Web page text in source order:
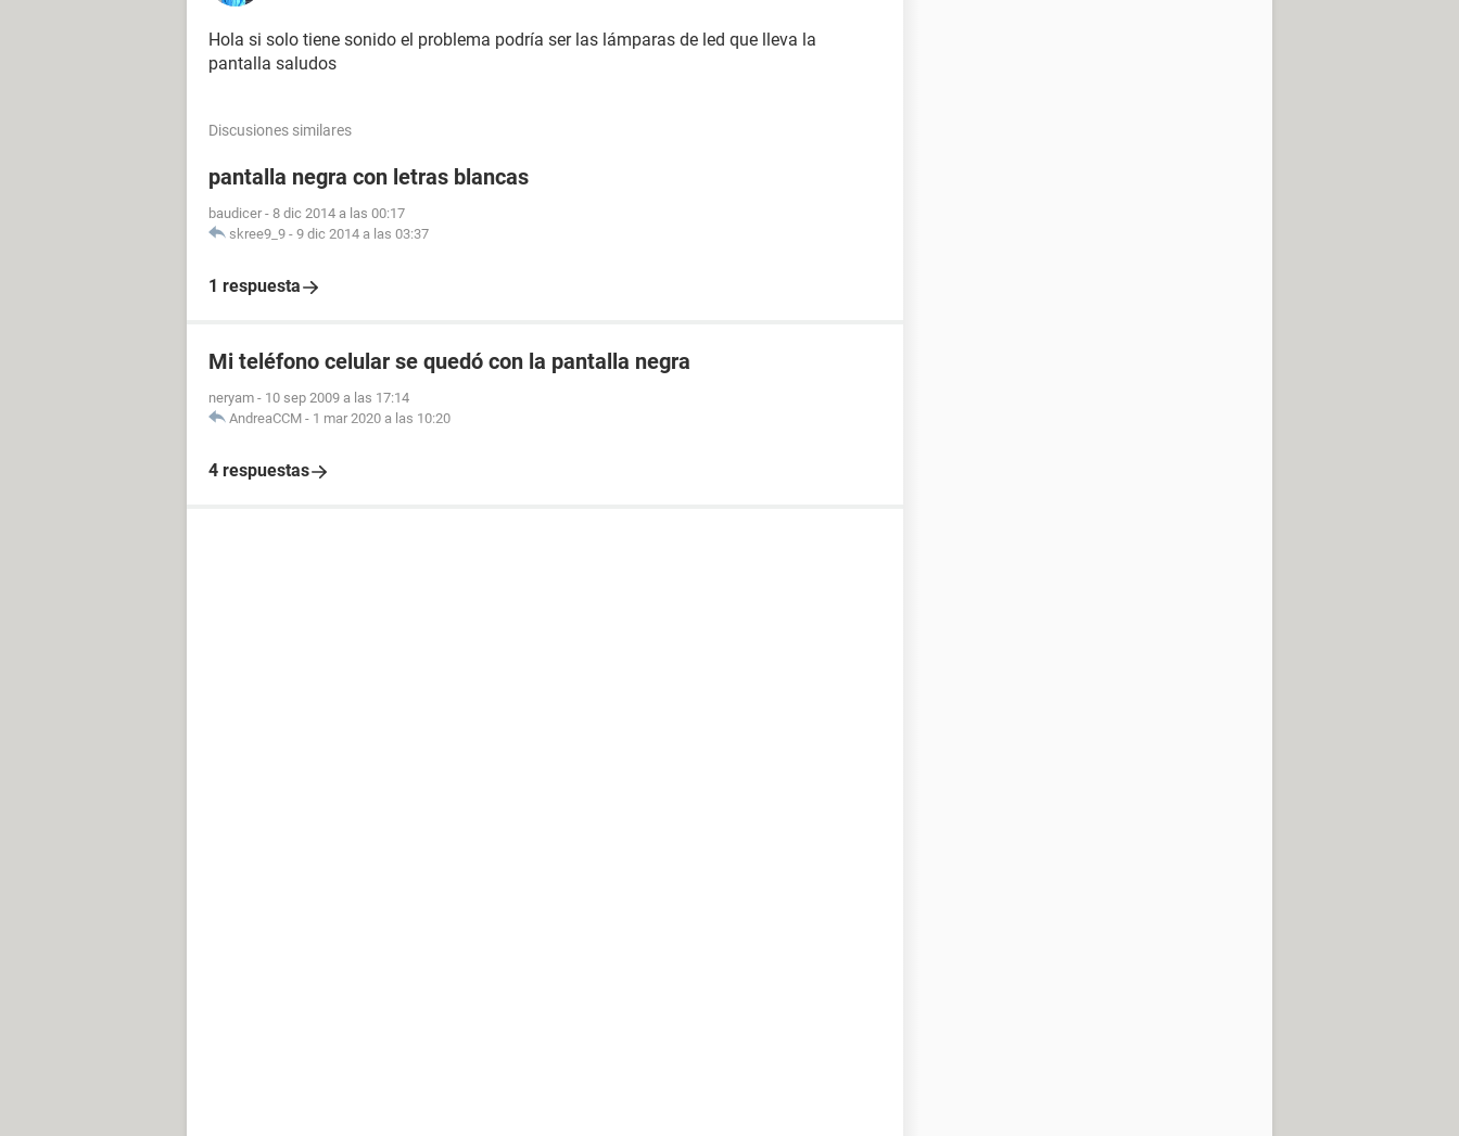
Hola si solo tiene sonido el problema podría ser las lámparas de led que lleva la
pantalla saludos
Discusiones similares
pantalla negra con letras blancas
baudicer - 8 dic 2014 a las 00:17
skree9_9 - 9 dic 2014 a las 03:37
1 respuesta
Mi teléfono celular se quedó con la pantalla negra
neryam - 10 sep 2009 a las 17:14
AndreaCCM - 1 mar 2020 a las 10:20
4 respuestas